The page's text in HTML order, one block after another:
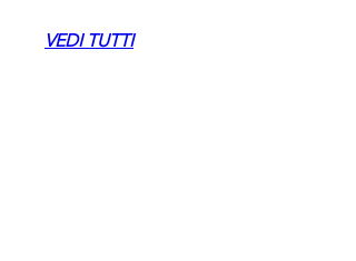
VEDI TUTTI